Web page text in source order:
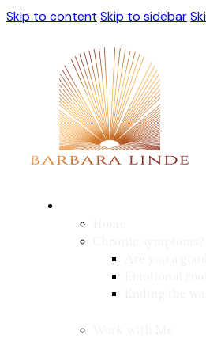
Skip to content Skip to sidebar
Chronic symptoms?
Are you a
Emotional
Ending the
Work with Me